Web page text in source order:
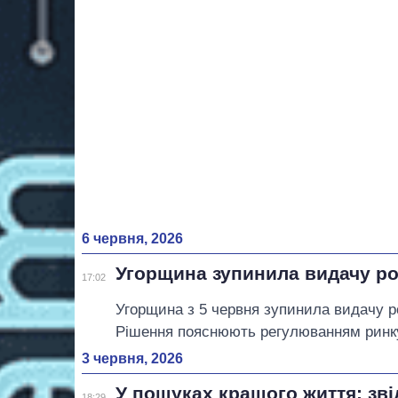
6 червня, 2026
17:02 Угорщина зупинила видачу
Угорщина з 5 червня зупинила видачу
Рішення пояснюють регулюванням
3 червня, 2026
У пошуках кращого життя: